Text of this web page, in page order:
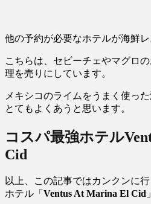
他の予約が必要なホテルが海鮮レ
こちらは、セビーチェやマグロ
理を売りにしています。
メキシコのライムをうまく使っ
とてもよくあうと思います。
コスパ最強ホテル
Cid
以上、この記事ではカンクンに
ホテル「 Ventus At Marina El Cid